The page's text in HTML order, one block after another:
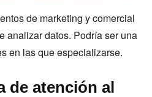
de marketing y comercial
analizar datos. Podría ser una
en las que especializarse.
de atención al